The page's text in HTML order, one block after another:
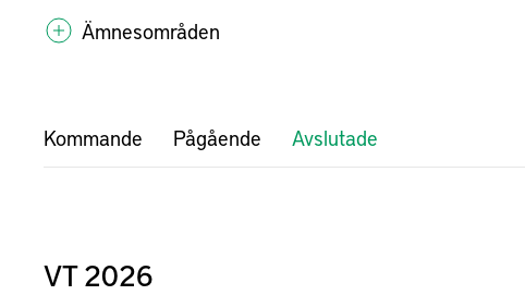
Ämnesområden
Kommande Pågående Avslutade
VT 2026